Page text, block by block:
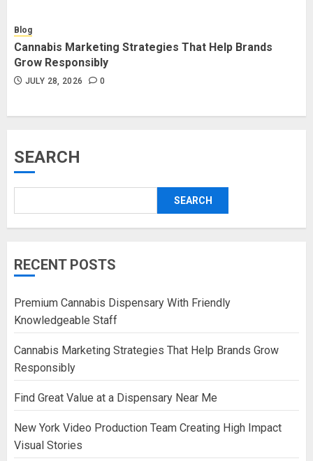
Blog
Cannabis Marketing Strategies That Help Brands
Grow Responsibly
JULY 28, 2026 0
SEARCH
SEARCH
RECENT POSTS
Premium Cannabis Dispensary With Friendly
Knowledgeable Staff
Cannabis Marketing Strategies That Help Brands Grow
Responsibly
Find Great Value at a Dispensary Near Me
New York Video Production Team Creating High Impact
Visual Stories